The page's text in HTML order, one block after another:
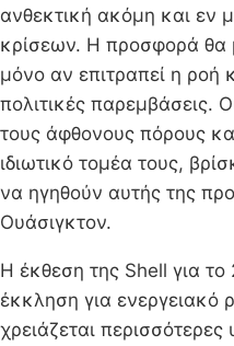
ανθεκτική ακόμη και εν
κρίσεων. Η προσφορά θα
μόνο αν επιτραπεί η ροή
πολιτικές παρεμβάσεις.
τους άφθονους πόρους
ιδιωτικό τομέα τους,
να ηγηθούν αυτής της
Ουάσιγκτον.
Η έκθεση της Shell για
έκκληση για ενεργειακό
χρειάζεται